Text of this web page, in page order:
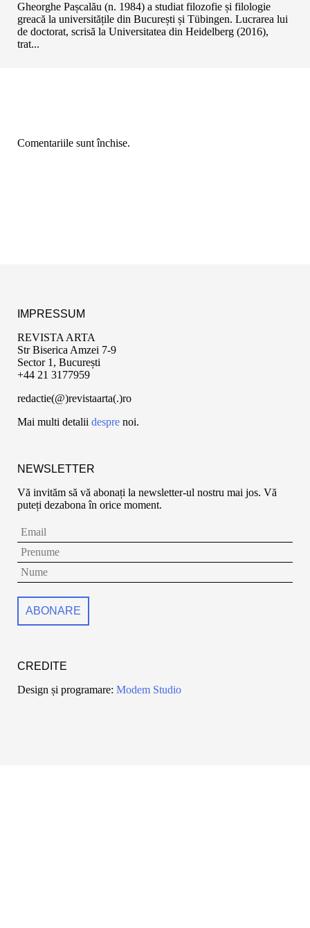
Gheorghe Pașcalău (n. 1984) a studiat filozofie și filologie
greacă la universitățile din București și Tübingen. Lucrarea lui
de doctorat, scrisă la Universitatea din Heidelberg (2016),
trat...
Comentariile sunt închise.
IMPRESSUM
REVISTA ARTA
Str Biserica Amzei 7-9
Sector 1, București
+44 21 3177959
redactie(@)revistaarta(.)ro
Mai multi detalii despre noi.
NEWSLETTER
Vă invităm să vă abonați la newsletter-ul nostru mai jos. Vă
puteți dezabona în orice moment.
CREDITE
Design și programare: Modem Studio